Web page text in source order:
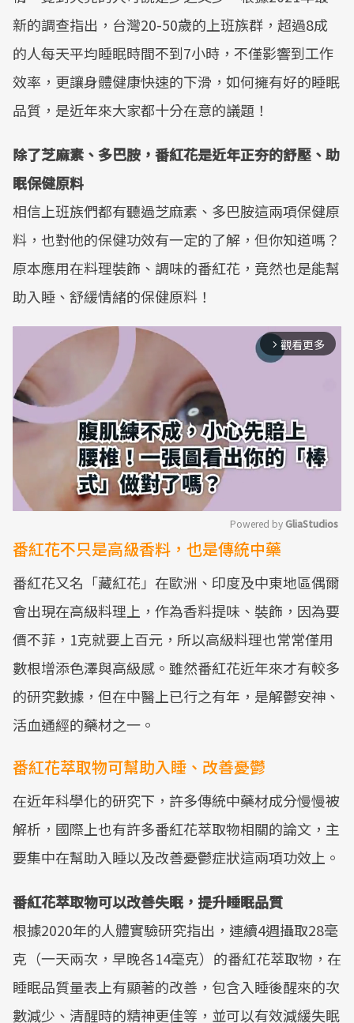
新的調查指出，台灣20-50歲的上班族群，超過8成
的人每天平均睡眠時間不到7小時，不僅影響到工作
效率，更讓身體健康快速的下滑，如何擁有好的睡眠
品質，是近年來大家都十分在意的議題！
除了芝麻素、多巴胺，番紅花是近年正夯的舒壓、助
眠保健原料
相信上班族們都有聽過芝麻素、多巴胺這兩項保健原
料，也對他的保健功效有一定的了解，但你知道嗎？
原本應用在料理裝飾、調味的番紅花，竟然也是能幫
助入睡、舒緩情緒的保健原料！
arrow_forward_ios 觀看更多
Powered by GliaStudios
番紅花不只是高級香料，也是傳統中藥
番紅花又名「藏紅花」在歐洲、印度及中東地區偶爾
會出現在高級料理上，作為香料提味、裝飾，因為要
價不菲，1克就要上百元，所以高級料理也常常僅用
數根增添色澤與高級感。雖然番紅花近年來才有較多
的研究數據，但在中醫上已行之有年，是解鬱安神、
活血通經的藥材之一。
番紅花萃取物可幫助入睡、改善憂鬱
在近年科學化的研究下，許多傳統中藥材成分慢慢被
解析，國際上也有許多番紅花萃取物相關的論文，主
要集中在幫助入睡以及改善憂鬱症狀這兩項功效上。
番紅花萃取物可以改善失眠，提升睡眠品質
根據2020年的人體實驗研究指出，連續4週攝取28毫
克（一天兩次，早晚各14毫克）的番紅花萃取物，在
睡眠品質量表上有顯著的改善，包含入睡後醒來的次
數減少、清醒時的精神更佳等，並可以有效減緩失眠